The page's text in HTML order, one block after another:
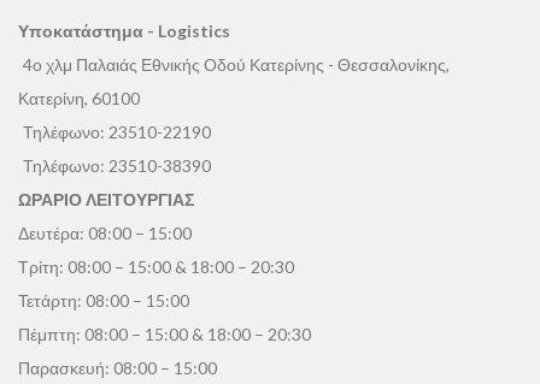
Υποκατάστημα - Logistics
4ο χλμ Παλαιάς Εθνικής Οδού Κατερίνης - Θεσσαλονίκης,
Κατερίνη, 60100
Τηλέφωνο: 23510-22190
Τηλέφωνο: 23510-38390
ΩΡΑΡΙΟ ΛΕΙΤΟΥΡΓΙΑΣ
Δευτέρα: 08:00 – 15:00
Τρίτη: 08:00 – 15:00 & 18:00 – 20:30
Τετάρτη: 08:00 – 15:00
Πέμπτη: 08:00 – 15:00 & 18:00 – 20:30
Παρασκευή: 08:00 – 15:00